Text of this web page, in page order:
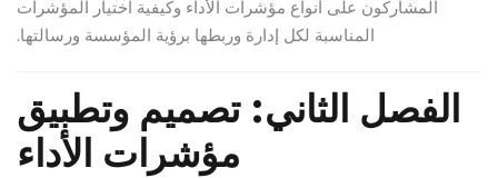
المشاركون على أنواع مؤشرات الأداء وكيفية اختيار المؤشرات
المناسبة لكل إدارة وربطها برؤية المؤسسة ورسالتها.
الفصل الثاني: تصميم وتطبيق
مؤشرات الأداء